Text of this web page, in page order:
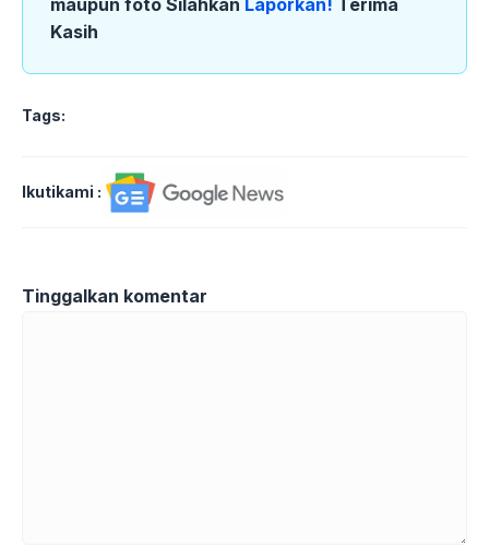
Kasih
Tags:
Ikutikami :
Tinggalkan komentar